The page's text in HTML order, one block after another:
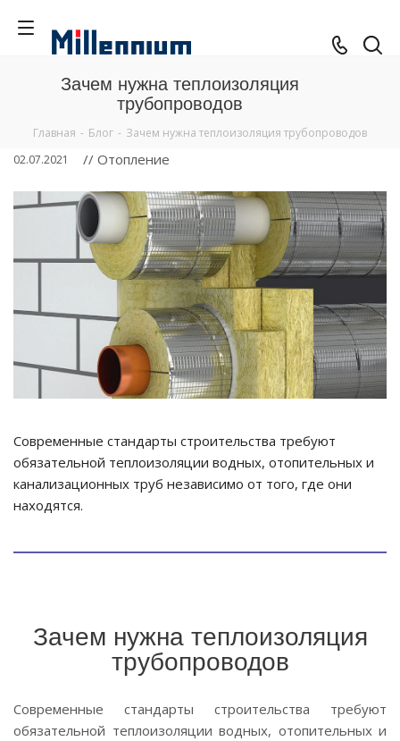
Зачем нужна теплоизоляция
трубопроводов
Главная - Блог - Зачем нужна теплоизоляция трубопроводов
02.07.2021
// Отопление
Современные стандарты строительства требуют
обязательной теплоизоляции водных, отопительных и
канализационных труб независимо от того, где они
находятся.
Зачем нужна теплоизоляция
трубопроводов
Современные стандарты строительства требуют
обязательной теплоизоляции водных, отопительных и